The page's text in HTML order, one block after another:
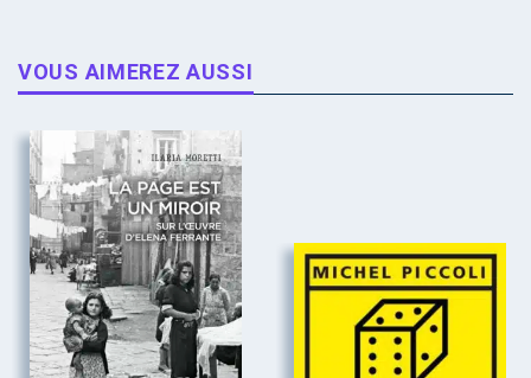
VOUS AIMEREZ AUSSI